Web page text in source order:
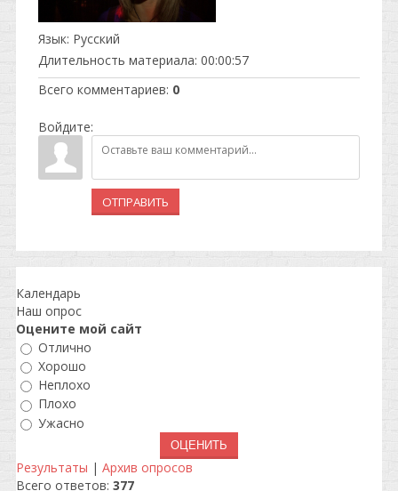
Язык: Русский
Длительность материала: 00:00:57
Всего комментариев: 0
Войдите:
ОТПРАВИТЬ
Календарь
Наш опрос
Оцените мой сайт
Отлично
Хорошо
Неплохо
Плохо
Ужасно
Результаты | Архив опросов
Всего ответов: 377